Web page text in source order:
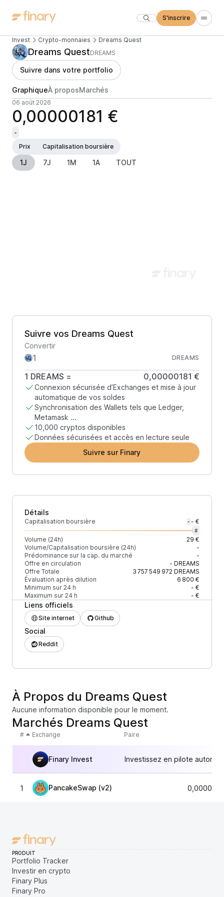
S'inscrire
Invest Crypto-monnaies Dreams Quest
Dreams QuestDREAMS
Suivre dans votre portfolio
GraphiqueÀ proposMarchés
06 août 2026
0,00000181 €
-
Prix
Capitalisation boursière
1J 7J 1M 1A TOUT
Suivre vos Dreams Quest
Convertir
DREAMS
1 DREAMS = 0,00000181 €
Connexion sécurisée d’Exchanges et mise à jour
automatique de vos soldes
Synchronisation des Wallets tels que Ledger,
Metamask ...
10,000 cryptos disponibles
Données sécurisées et accès en lecture seule
Suivre sur Finary
Détails
Capitalisation boursière - - €
#
Volume (24h)
29 €
Volume/Capitalisation boursière (24h)
-
Prédominance sur la cap. du marché
-
Offre en circulation
- DREAMS
Offre Totale
3 757 549 972DREAMS
Évaluation après dilution
6 800 €
Minimum sur 24 h
- €
Maximum sur 24 h
- €
Liens officiels
Site internet Github
Social
Reddit
À Propos du Dreams Quest
Aucune information disponible pour le moment.
Marchés Dreams Quest
# Exchange Paire
Finary Invest Investissez en pilote
1 PancakeSwap (v2)
PRODUIT
Portfolio Tracker
Investir en crypto
Finary Plus
Finary Pro